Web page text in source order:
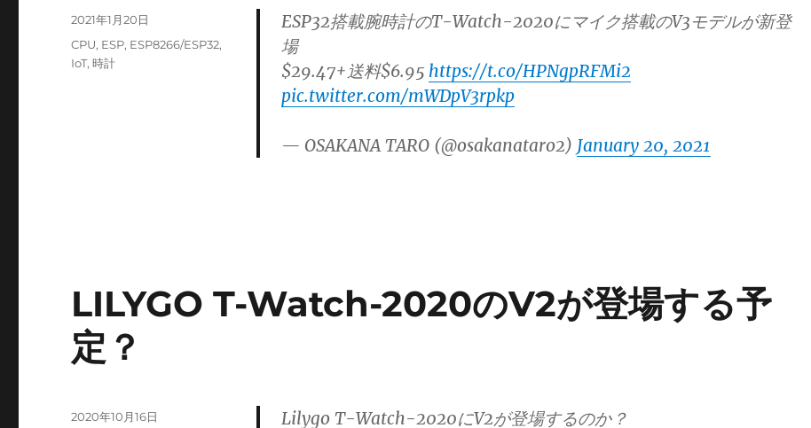
ESP32搭載腕時計のT-Watch-2020にマイク搭載のV3モデルが新登
場
$29.47+送料$6.95 https://t.co/HPNgpRFMi2
pic.twitter.com/mWDpV3rpkp
— OSAKANA TARO (@osakanataro2) January 20, 2021
投
2021年1月20日
カ
テ
CPU, ESP, ESP8266/ESP32,
IoT,時計
LILYGO T-Watch-2020のV2が登場する予
定？
Lilygo T-Watch-2020にV2が登場するのか？
投
2020年10月16日